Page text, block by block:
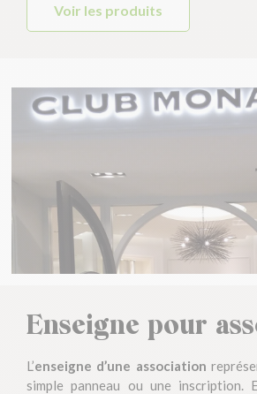
Voir les produits
Enseigne pour
L’enseigne d’une association
simple panneau ou une inscription.